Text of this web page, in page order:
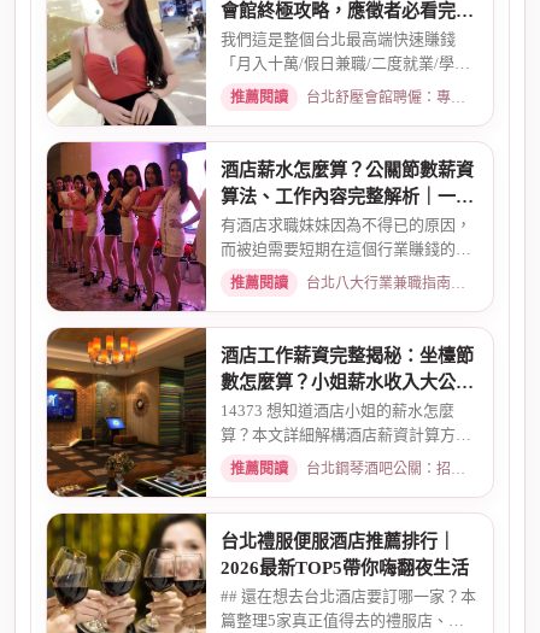
會館終極攻略，應徵者必看完整
指南
我們這是整個台北最高端快速賺錢
「月入十萬/假日兼職/二度就業/學生
兼職/八大廣告/林森北路KTV酒...
推薦閱讀 台北舒壓會館聘僱：專業按摩師職缺與職涯規劃 · 2026-01-07
酒店薪水怎麼算？公關節數薪資
算法、工作內容完整解析｜一次
搞懂收入結構
有酒店求職妹妹因為不得已的原因，
而被迫需要短期在這個行業賺錢的時
候而環境又你文章提到的那麼...
推薦閱讀 台北八大行業兼職指南：熱門職缺與求職須知 · 2026-02-13
酒店工作薪資完整揭秘：坐檯節
數怎麼算？小姐薪水收入大公開
｜2026最新
14373 想知道酒店小姐的薪水怎麼
算？本文詳細解構酒店薪資計算方
式，從「坐檯節數」的基本概念、...
推薦閱讀 台北鋼琴酒吧公關：招募條件與工作環境介紹 · 2026-03-09
台北禮服便服酒店推薦排行｜
2026最新TOP5帶你嗨翻夜生活
## 還在想去台北酒店要訂哪一家？本
篇整理5家真正值得去的禮服店、便